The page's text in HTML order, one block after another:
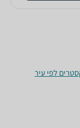
לפי עיר